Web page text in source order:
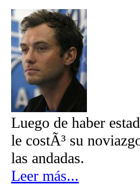
Luego de haber
le costÃ³ su
las andadas.
Leer más...